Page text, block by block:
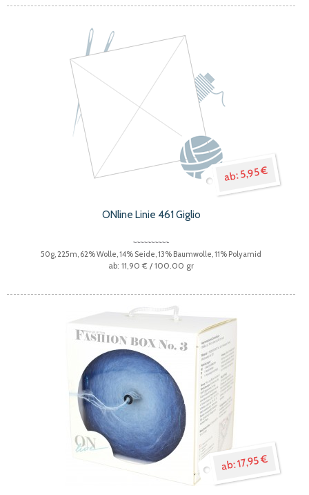
5,95 €
ONline Linie 461 Giglio
50g, 225m, 62% Wolle, 14% Seide, 13% Baumwolle, 11% Polyamid
11,90 € / 100.00 gr
17,95 €